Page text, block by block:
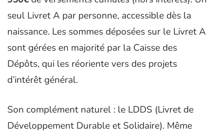
seul Livret A par personne, accessible dès la
naissance. Les sommes déposées sur le Livret A
sont gérées en majorité par la Caisse des
Dépôts, qui les réoriente vers des projets
d’intérêt général.
Son complément naturel : le LDDS (Livret de
Développement Durable et Solidaire). Même